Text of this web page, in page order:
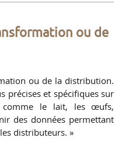
ou de
ou de la distribution.
précises et spécifiques sur
le lait, les œufs,
des données permettant
distributeurs. »